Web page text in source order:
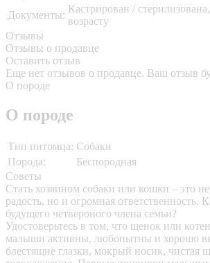
Документы:
Кастрирован /
возрасту
Отзывы
Отзывы о продавце
Оставить отзыв
Еще нет отзывов о продавце. Ваш отзыв
О породе
О породе
Тип питомца: Собаки
Порода:
Беспородная
Советы
Стать хозяином собаки или кошки – это не
радость, но и огромная ответственность.
будущего четвероного члена семьи?
Удостоверьтесь в том, что щенок или
малыши активны, любопытны и хорошо
блестящие глазки, мокрый носик, чистая